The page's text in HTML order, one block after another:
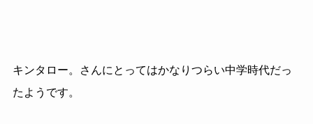
キンタロー。さんにとってはかなりつらい中学時代だっ
たようです。